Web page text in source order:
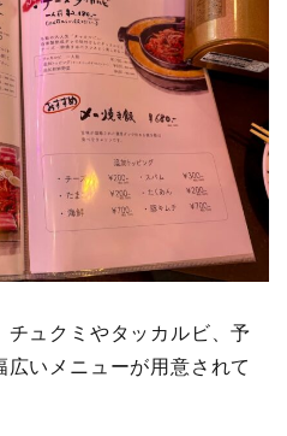
ュクミやタッカルビ、予
いメニューが用意されて